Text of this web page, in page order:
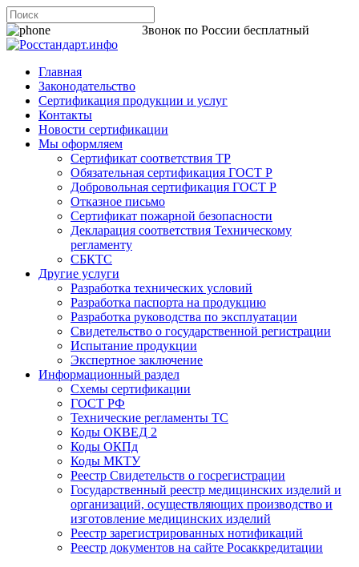
Звонок по России бесплатный
Главная
Законодательство
Сертификация продукции и услуг
Контакты
Новости сертификации
Мы оформляем
Сертификат соответствия ТР
Обязательная сертификация ГОСТ Р
Добровольная сертификация ГОСТ Р
Отказное письмо
Сертификат пожарной безопасности
Декларация соответствия Техническому
регламенту
СБКТС
Другие услуги
Разработка технических условий
Разработка паспорта на продукцию
Разработка руководства по эксплуатации
Свидетельство о государственной регистрации
Испытание продукции
Экспертное заключение
Информационный раздел
Схемы сертификации
ГОСТ РФ
Технические регламенты ТС
Коды ОКВЕД 2
Коды ОКПд
Коды МКТУ
Реестр Свидетельств о госрегистрации
Государственный реестр медицинских изделий и
организаций, осуществляющих производство и
изготовление медицинских изделий
Реестр зарегистрированных нотификаций
Реестр документов на сайте Росаккредитации